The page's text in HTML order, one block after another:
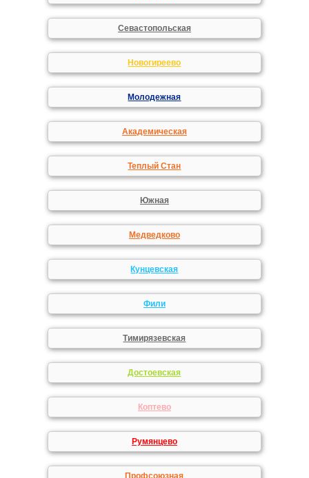
Севастопольская
Новогиреево
Молодежная
Академическая
Теплый Стан
Южная
Медведково
Кунцевская
Фили
Тимирязевская
Достоевская
Коптево
Румянцево
Профсоюзная